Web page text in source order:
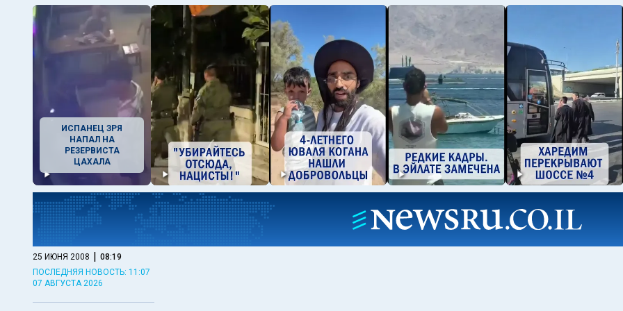
ИСПАНЕЦ ЗРЯ
НАПАЛ НА
РЕЗЕРВИСТА
ЦАХАЛА
25 ИЮНЯ 2008 | 08:19
ПОСЛЕДНЯЯ НОВОСТЬ: 11:07
07 АВГУСТА 2026